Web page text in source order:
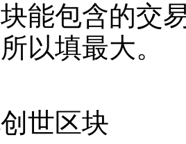
能包含的交
以填最大。
世区块